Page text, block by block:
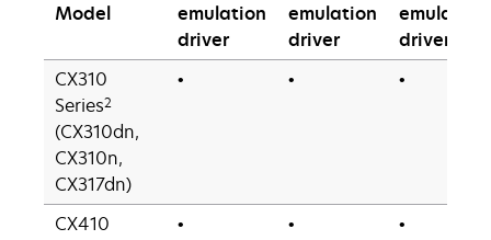
Model
emulation
driver
emulation
driver
emulation
driver
CX310
Series2
(CX310dn,
CX310n,
CX317dn)
• • •
CX410
• • •